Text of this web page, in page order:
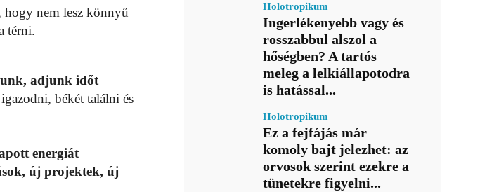
hogy nem lesz könnyű
térni.
adjunk időt
békét találni és
energiát
új projektek, új
Holotropikum
Ingerlékenyebb vagy és
rosszabbul alszol a
hőségben? A tartós
meleg a lelkiállapotodra
is hatással...
Holotropikum
Ez a fejfájás már
komoly bajt jelezhet: az
orvosok szerint ezekre a
tünetekre figyelni...